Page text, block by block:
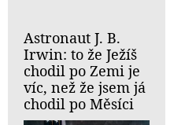
Astronaut J. B.
Irwin: to že Ježíš
chodil po Zemi je
víc, než že jsem já
chodil po Měsíci